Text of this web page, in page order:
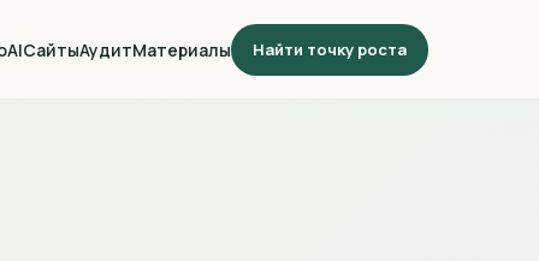
AIСайтыАудитМатериалы Найти точку роста